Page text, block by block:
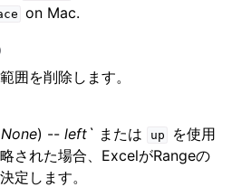
on Mac.
囲を削除します。
None) -- left` または up
を使用
された場合、ExcelがRangeの
定します。